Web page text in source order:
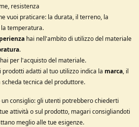
resistenza
vuoi praticare: la durata, il terreno, la
temperatura.
hai nell'ambito di utilizzo del materiale
.
per l'acquisto del materiale.
prodotti adatti al tuo utilizzo indica la marca, il
scheda tecnica del produttore.
consiglio: gli utenti potrebbero chiederti
attività o sul prodotto, magari consigliandoti
meglio alle tue esigenze.